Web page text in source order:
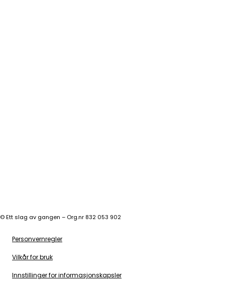
©Ett slag av gangen – Org.nr 832 053 902
Personvernregler
Vilkår for bruk
Innstillinger for informasjonskapsler